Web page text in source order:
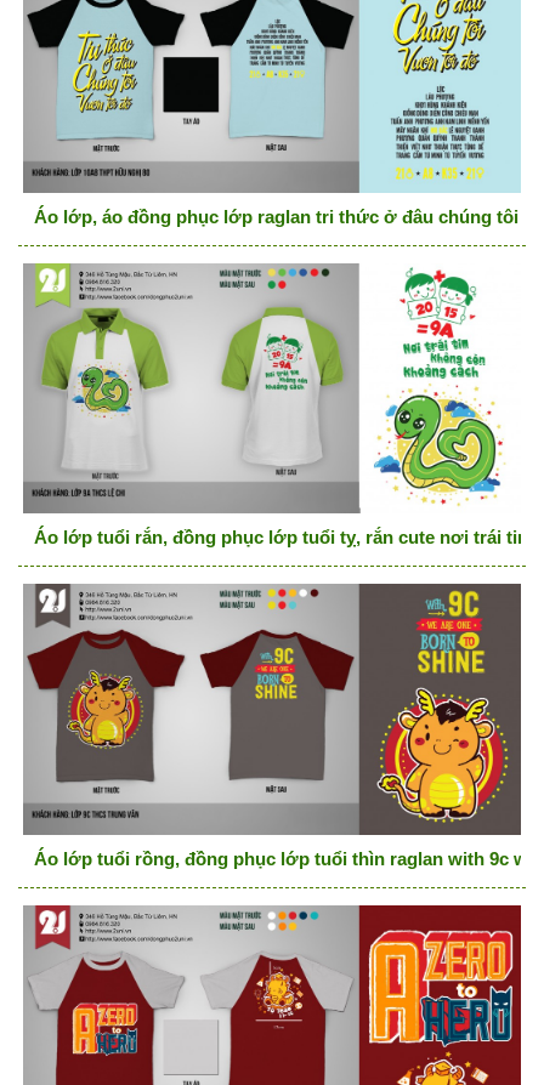
Áo lớp, áo đồng phục lớp raglan tri thức ở đâu chúng tôi
Áo lớp tuổi rắn, đồng phục lớp tuổi tỵ, rắn cute nơi trái tim
Áo lớp tuổi rồng, đồng phục lớp tuổi thìn raglan with 9c we